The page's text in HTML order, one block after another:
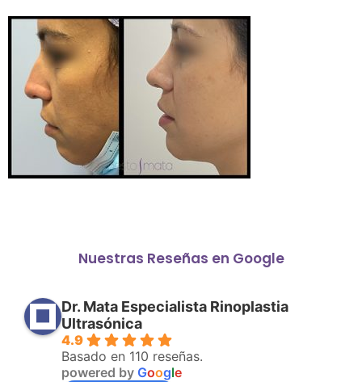
Nuestras Reseñas en Google
Dr. Mata Especialista Rinoplastia
Ultrasónica
4.9
Basado en 110 reseñas.
powered by Google